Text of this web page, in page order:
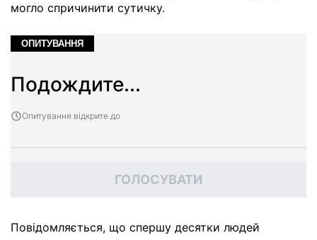
могло спричинити сутичку.
ОПИТУВАННЯ
Подождите...
Опитування відкрите до
ГОЛОСУВАТИ
Повідомляється, що спершу десятки людей